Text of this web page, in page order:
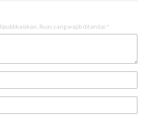
Ruas yang wajib ditandai *